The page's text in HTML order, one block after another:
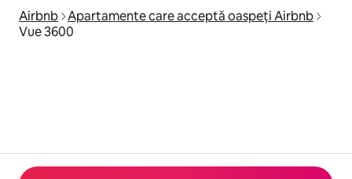
Airbnb Apartamente care acceptă oaspeți Airbnb
Vue 3600